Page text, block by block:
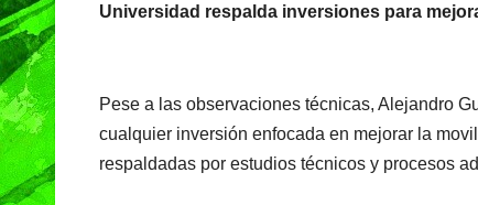
Universidad respalda inversiones para
Pese a las observaciones técnicas, Alejandro
cualquier inversión enfocada en mejorar la
respaldadas por estudios técnicos y procesos